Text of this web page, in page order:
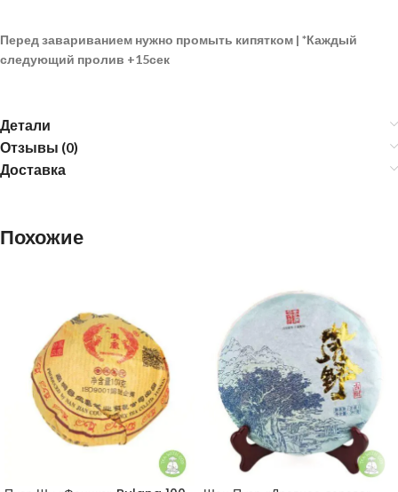
Перед завариванием нужно промыть кипятком | *Каждый
следующий пролив +15сек
Детали
Отзывы (0)
Доставка
Похожие